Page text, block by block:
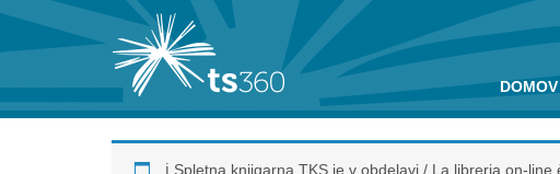
DOMOV
ℹ️ Spletna knjigarna TKS je v obdelavi / La libreria on-